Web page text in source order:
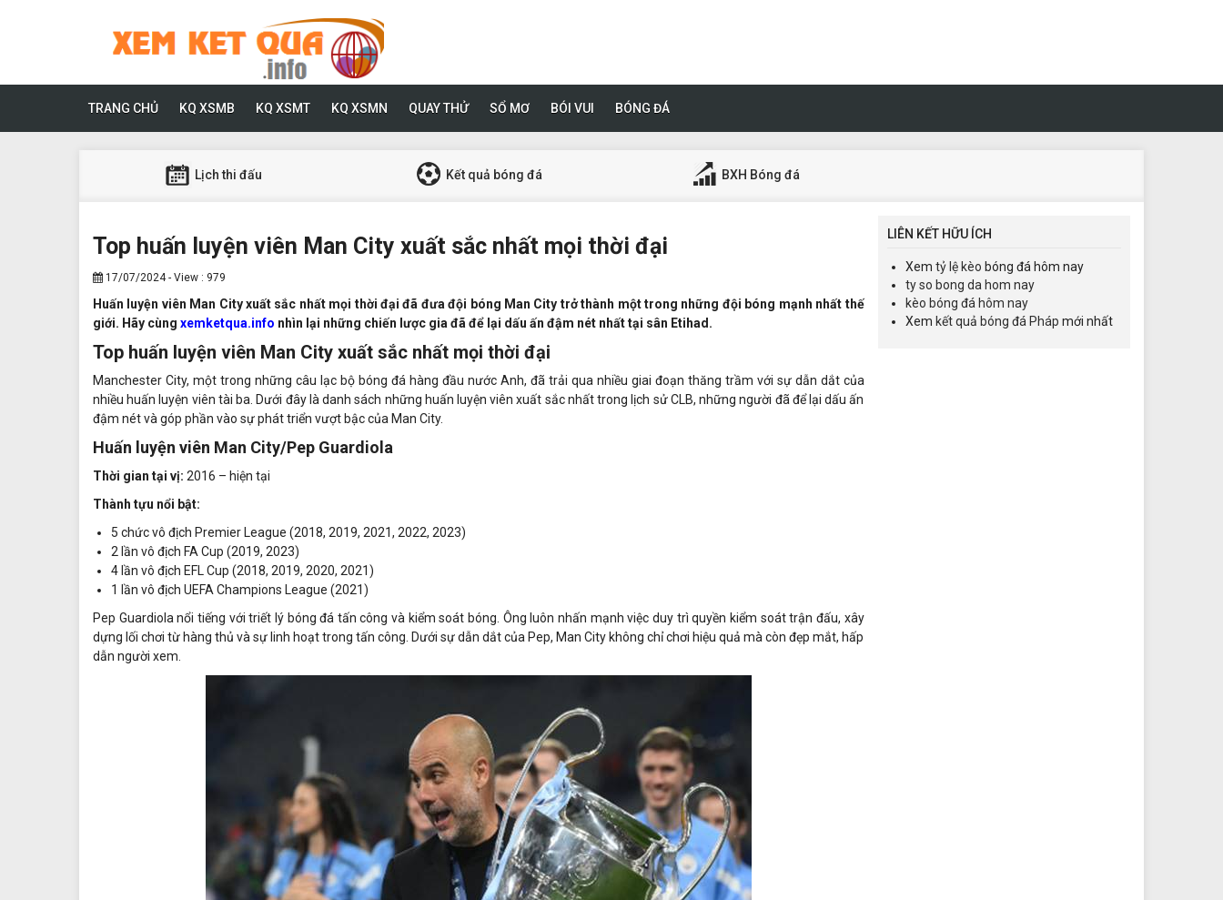
TRANG CHỦ KQ XSMB KQ XSMT KQ XSMN QUAY THỬ SỔ MƠ BÓI VUI BÓNG ĐÁ
Lịch thi đấu Kết quả bóng đá BXH Bóng đá
Top huấn luyện viên Man City xuất sắc nhất mọi thời đại
17/07/2024 - View : 979
Huấn luyện viên Man City xuất sắc nhất mọi thời đại đã đưa đội bóng Man City trở thành một trong những đội bóng mạnh nhất thế
giới. Hãy cùng xemketqua.info nhìn lại những chiến lược gia đã để lại dấu ấn đậm nét nhất tại sân Etihad.
Top huấn luyện viên Man City xuất sắc nhất mọi thời đại
Manchester City, một trong những câu lạc bộ bóng đá hàng đầu nước Anh, đã trải qua nhiều giai đoạn thăng trầm với sự dẫn dắt của
nhiều huấn luyện viên tài ba. Dưới đây là danh sách những huấn luyện viên xuất sắc nhất trong lịch sử CLB, những người đã để lại dấu ấn
đậm nét và góp phần vào sự phát triển vượt bậc của Man City.
Huấn luyện viên Man City/Pep Guardiola
Thời gian tại vị: 2016 – hiện tại
Thành tựu nổi bật:
5 chức vô địch Premier League (2018, 2019, 2021, 2022, 2023)
2 lần vô địch FA Cup (2019, 2023)
4 lần vô địch EFL Cup (2018, 2019, 2020, 2021)
1 lần vô địch UEFA Champions League (2021)
Pep Guardiola nổi tiếng với triết lý bóng đá tấn công và kiểm soát bóng. Ông luôn nhấn mạnh việc duy trì quyền kiểm soát trận đấu, xây
dựng lối chơi từ hàng thủ và sự linh hoạt trong tấn công. Dưới sự dẫn dắt của Pep, Man City không chỉ chơi hiệu quả mà còn đẹp mắt, hấp
dẫn người xem.
LIÊN KẾT HỮU ÍCH
Xem tỷ lệ kèo bóng đá hôm nay
ty so bong da hom nay
kèo bóng đá hôm nay
Xem kết quả bóng đá Pháp mới nhất